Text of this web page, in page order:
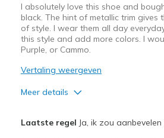
I absolutely love this shoe and
black. The hint of metallic trim gives
of style. I wear them all day
this style and add more colors. I
Purple, or Cammo.
Vertaling weergeven
Meer details
Laatste regel Ja, ik zou